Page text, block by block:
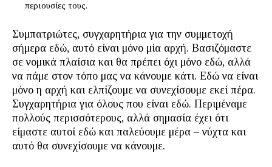
περιουσίες τους.
Συμπατριώτες, συγχαρητήρια για την συμμετοχή
σήμερα εδώ, αυτό είναι μόνο μία αρχή. Βασιζόμαστε
σε νομικά πλαίσια και θα πρέπει όχι μόνο εδώ, αλλά
να πάμε στον τόπο μας να κάνουμε κάτι. Εδώ να είναι
μόνο η αρχή και ελπίζουμε να συνεχίσουμε εκεί πέρα.
Συγχαρητήρια για όλους που είναι εδώ. Περιμέναμε
πολλούς περισσότερους, αλλά σημασία έχει ότι
είμαστε αυτοί εδώ και παλεύουμε μέρα – νύχτα και
αυτό θα συνεχίσουμε να κάνουμε.